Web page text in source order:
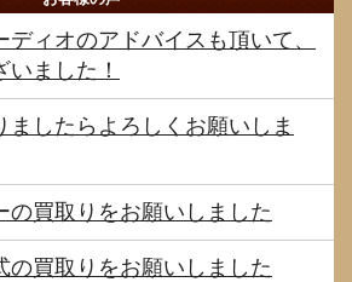
ディオのアドバイスも頂いて、
ました！
ましたらよろしくお願いしま
の買取りをお願いしました
の買取りをお願いしました